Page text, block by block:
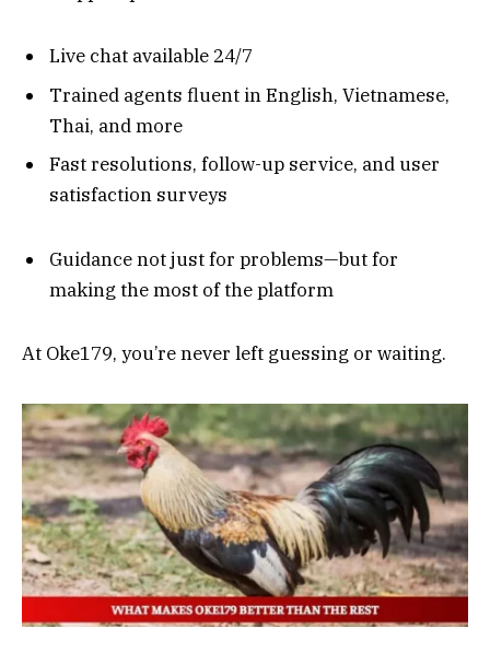
Live chat available 24/7
Trained agents fluent in English, Vietnamese,
Thai, and more
Fast resolutions, follow-up service, and user
satisfaction surveys
Guidance not just for problems—but for
making the most of the platform
At Oke179, you’re never left guessing or waiting.